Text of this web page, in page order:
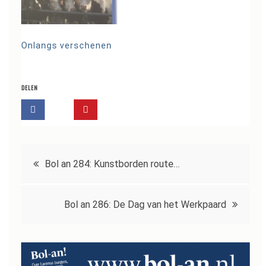
Onlangs verschenen
DELEN
Bericht
Bol an 284: Kunstborden route…
Bol an 286: De Dag van het Werkpaard